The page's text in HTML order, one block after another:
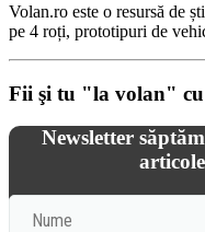
Volan.ro este o resursă de
pe 4 roți, prototipuri de
Fii şi tu "la volan" cu
Newsletter